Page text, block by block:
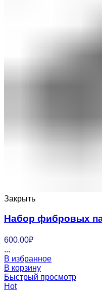
Закрыть
Набор фибровых
600.00₽
...
В избранное
В корзину
Быстрый просмотр
Hot